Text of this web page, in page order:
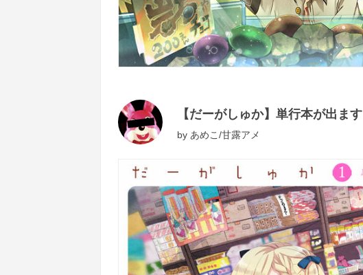
【だーがしゅか】単行本が出ます
by あめこ/甘露アメ